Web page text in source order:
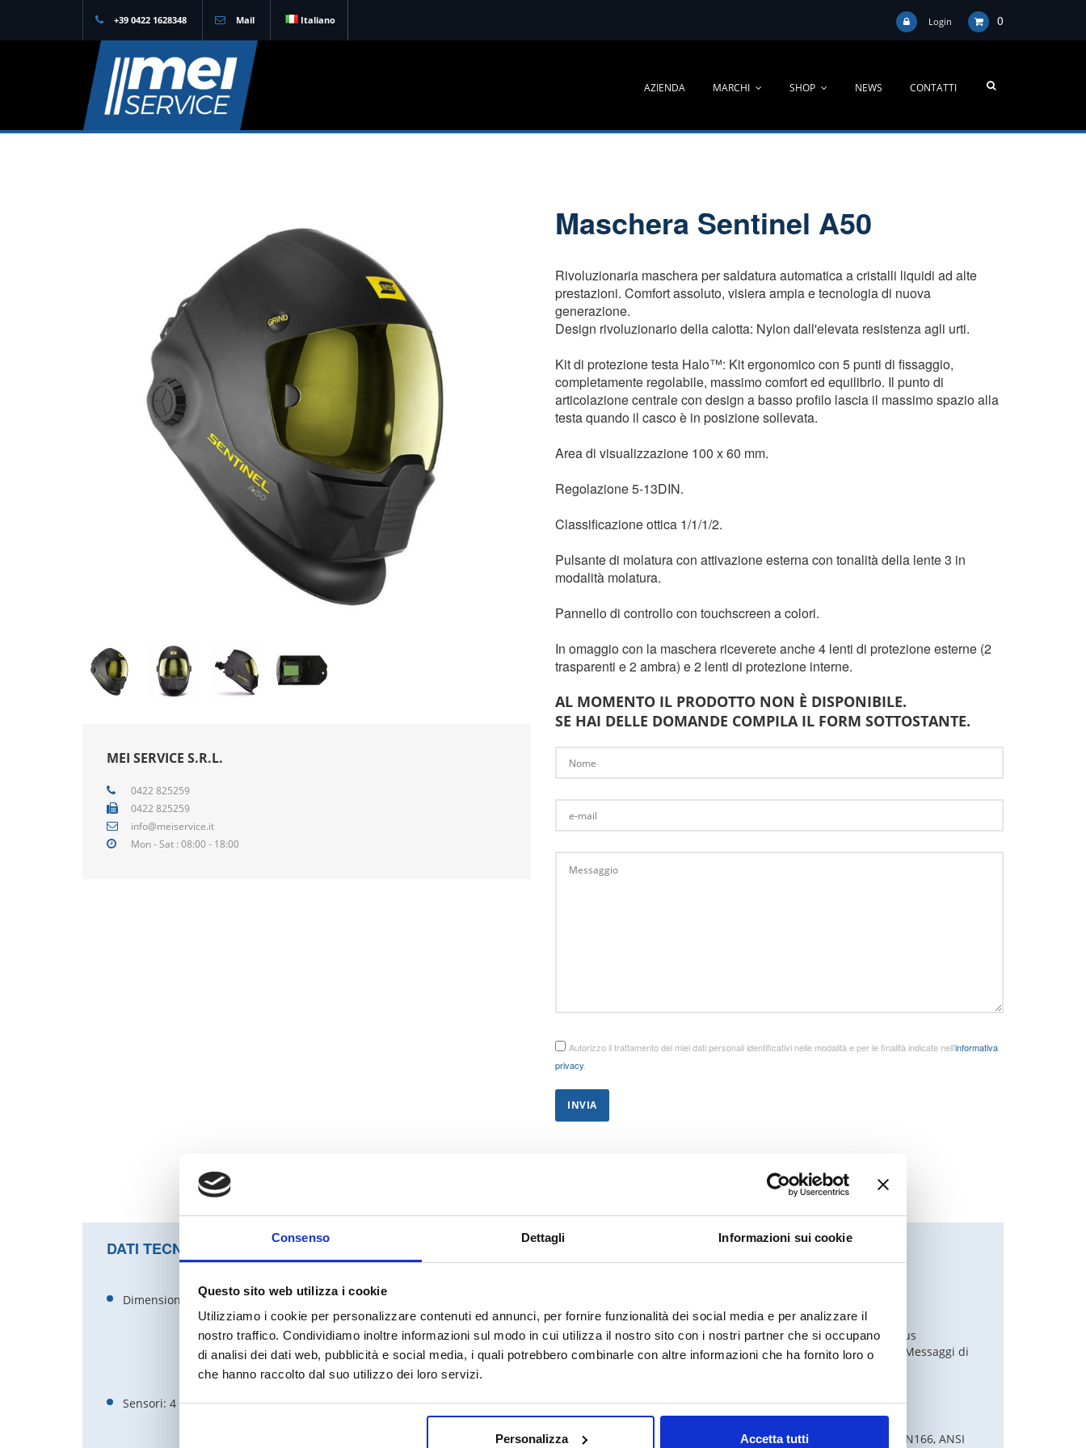
Consenso Dettagli Informazioni sui cookie
Questo sito web utilizza i cookie
Utilizziamo i cookie per personalizzare contenuti ed annunci, per fornire funzionalità dei social media e per analizzare il
nostro traffico. Condividiamo inoltre informazioni sul modo in cui utilizza il nostro sito con i nostri partner che si occupano
di analisi dei dati web, pubblicità e social media, i quali potrebbero combinarle con altre informazioni che ha fornito loro o
che hanno raccolto dal suo utilizzo dei loro servizi.
Personalizza Accetta tutti
+39 0422 1628348 Mail Italiano Login 0
AZIENDA MARCHI SHOP NEWS CONTATTI
MEI SERVICE S.R.L.
0422 825259
0422 825259
info@meiservice.it
Mon - Sat : 08:00 - 18:00
Maschera Sentinel A50
Rivoluzionaria maschera per saldatura automatica a cristalli liquidi ad alte
prestazioni. Comfort assoluto, visiera ampia e tecnologia di nuova
generazione.
Design rivoluzionario della calotta: Nylon dall'elevata resistenza agli urti.
Kit di protezione testa Halo™: Kit ergonomico con 5 punti di fissaggio,
completamente regolabile, massimo comfort ed equilibrio. Il punto di
articolazione centrale con design a basso profilo lascia il massimo spazio alla
testa quando il casco è in posizione sollevata.
Area di visualizzazione 100 x 60 mm.
Regolazione 5-13DIN.
Classificazione ottica 1/1/1/2.
Pulsante di molatura con attivazione esterna con tonalità della lente 3 in
modalità molatura.
Pannello di controllo con touchscreen a colori.
In omaggio con la maschera riceverete anche 4 lenti di protezione esterne (2
trasparenti e 2 ambra) e 2 lenti di protezione interne.
AL MOMENTO IL PRODOTTO NON È DISPONIBILE.
SE HAI DELLE DOMANDE COMPILA IL FORM SOTTOSTANTE.
Autorizzo il trattamento dei miei dati personali identificativi nelle modalità e per le finalità indicate nell'informativa
privacy
DATI TECNICI
Dimensioni cartuccia: 133 x 114 x 9 mm
2,36")
Alimentatore: Batterie a celle solari plus
sostituibili (2 batterie CR2450 al litio). Messaggi di
Sensori: 4
Tempo di commutazione: 1/25.000 s. dalla luce
all'oscurità
Classificazione: 1/1/1/2
Norme: DIN plus, CE, EN175, EN 379, EN166, ANSI